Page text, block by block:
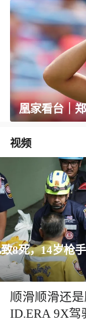
凰家看台｜
视频
民进党造谣
脸！台湾民
顺滑顺滑还
ID.ERA 9X驾